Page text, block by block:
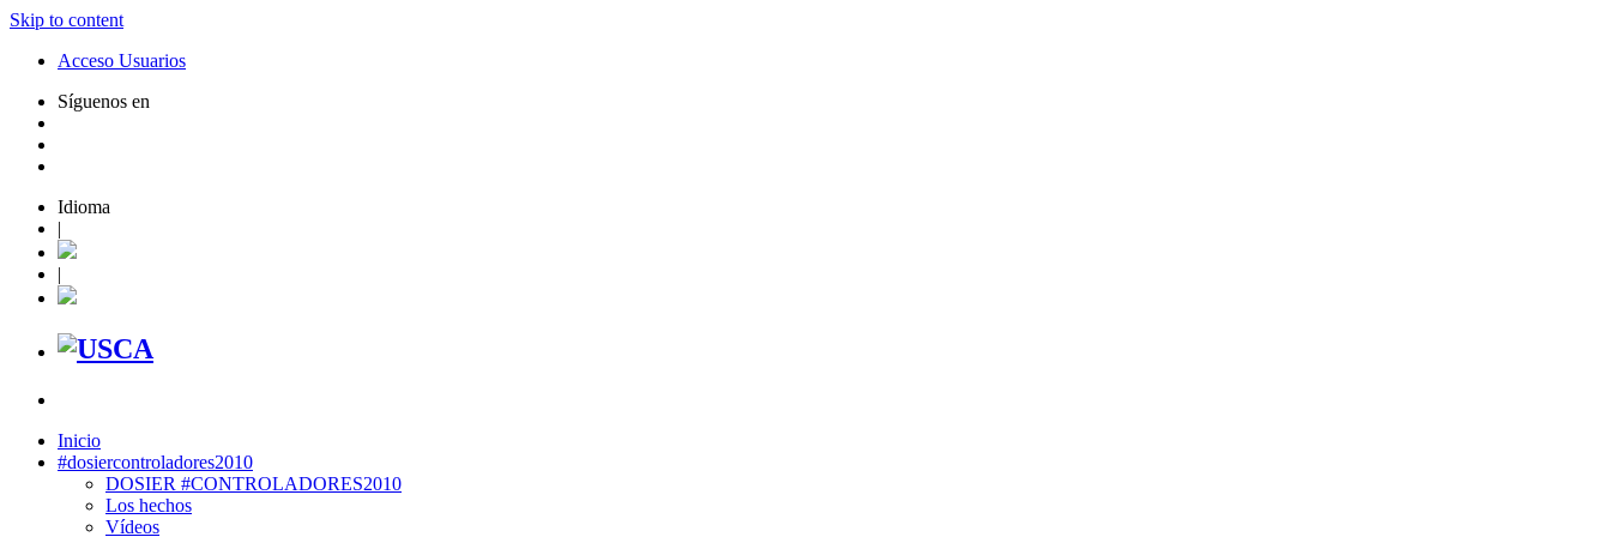
Skip to content
Acceso Usuarios
Síguenos en
Idioma
|
|
Inicio
#dosiercontroladores2010
DOSIER #CONTROLADORES2010
Los hechos
Vídeos